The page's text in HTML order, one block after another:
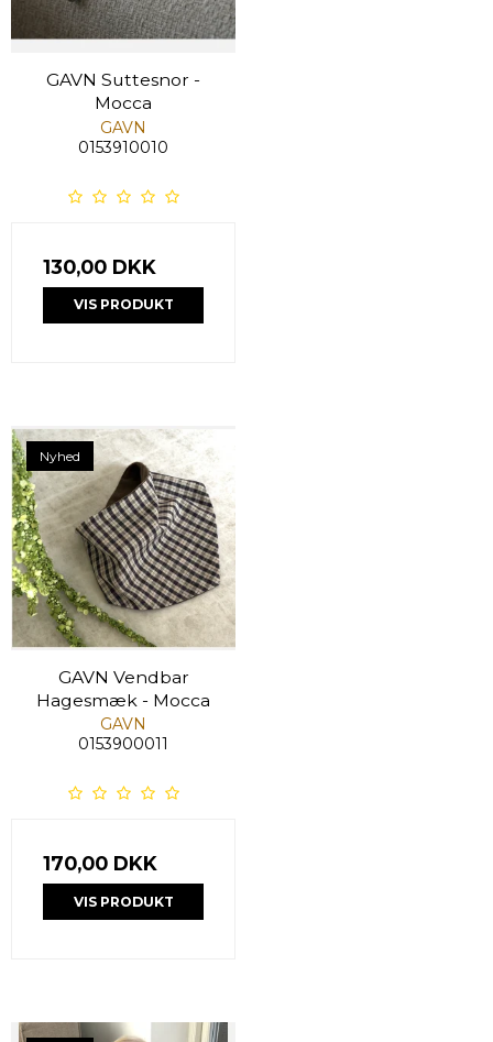
GAVN Suttesnor -
Mocca
GAVN
0153910010
130,00 DKK
VIS PRODUKT
Nyhed
GAVN Vendbar
Hagesmæk - Mocca
GAVN
0153900011
170,00 DKK
VIS PRODUKT